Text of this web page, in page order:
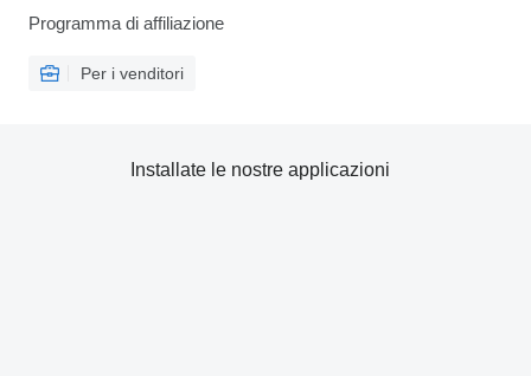
Programma di affiliazione
Per i venditori
Installate le nostre applicazioni